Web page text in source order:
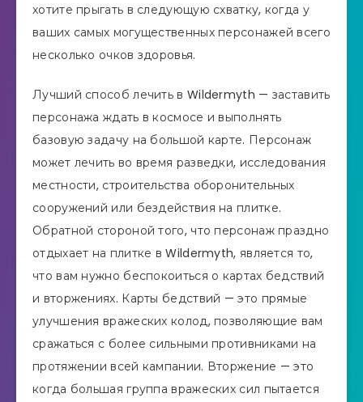
хотите прыгать в следующую схватку, когда у
ваших самых могущественных персонажей всего
несколько очков здоровья.
Лучший способ лечить в Wildermyth — заставить
персонажа ждать в космосе и выполнять
базовую задачу на большой карте. Персонаж
может лечить во время разведки, исследования
местности, строительства оборонительных
сооружений или бездействия на плитке.
Обратной стороной того, что персонаж праздно
отдыхает на плитке в Wildermyth, является то,
что вам нужно беспокоиться о картах бедствий
и вторжениях. Карты бедствий — это прямые
улучшения вражеских колод, позволяющие вам
сражаться с более сильными противниками на
протяжении всей кампании. Вторжение — это
когда большая группа вражеских сил пытается